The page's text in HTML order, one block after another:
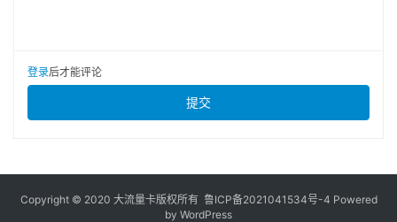
登录后才能评论
提交
Copyright © 2020 大流量卡版权所有 鲁ICP备2021041534号-4 Powered
by WordPress